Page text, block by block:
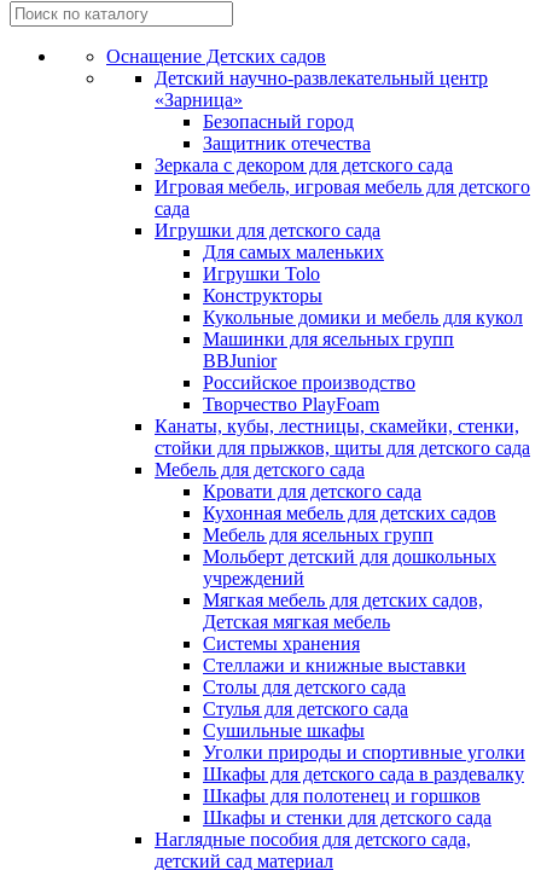
Оснащение Детских садов
Детский научно-развлекательный центр
«Зарница»
Безопасный город
Защитник отечества
Зеркала с декором для детского сада
Игровая мебель, игровая мебель для детского
сада
Игрушки для детского сада
Для самых маленьких
Игрушки Tolo
Конструкторы
Кукольные домики и мебель для кукол
Машинки для ясельных групп
BBJunior
Российское производство
Творчество PlayFoam
Канаты, кубы, лестницы, скамейки, стенки,
стойки для прыжков, щиты для детского сада
Мебель для детского сада
Кровати для детского сада
Кухонная мебель для детских садов
Мебель для ясельных групп
Мольберт детский для дошкольных
учреждений
Мягкая мебель для детских садов,
Детская мягкая мебель
Системы хранения
Стеллажи и книжные выставки
Столы для детского сада
Стулья для детского сада
Сушильные шкафы
Уголки природы и спортивные уголки
Шкафы для детского сада в раздевалку
Шкафы для полотенец и горшков
Шкафы и стенки для детского сада
Наглядные пособия для детского сада,
детский сад материал